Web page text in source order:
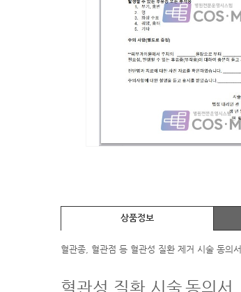
상품정보
혈관종, 혈관점 등 혈관성 질환 제거 시술 동의서
혈관성 질환 시술동의서